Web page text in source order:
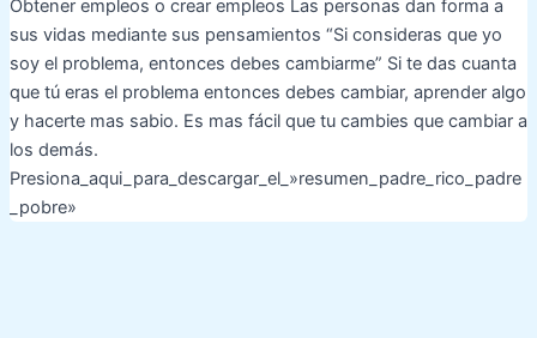
Obtener empleos o crear empleos Las personas dan forma a
sus vidas mediante sus pensamientos “Si consideras que yo
soy el problema, entonces debes cambiarme” Si te das cuanta
que tú eras el problema entonces debes cambiar, aprender algo
y hacerte mas sabio. Es mas fácil que tu cambies que cambiar a
los demás.
Presiona_aqui_para_descargar_el_»resumen_padre_rico_padre
_pobre»